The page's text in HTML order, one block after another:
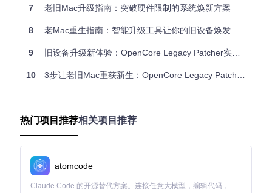
OCLP采用模块化设计，可按需启用不同功能，包括引导构建
系统稳定运行，OCLP内置多重兼容性保障，如设备识别系
OCLP主界面提供四大核心功能模块，包括Build and Install O
实施蓝图：旧Mac升级四步曲
准备工作
环境要求：运行macOS的Intel处理器Mac，至少16GB可用存
储空间，稳定网络连接，8GB以上容量U盘（用于制作安装介
质）。
7 老旧Mac升级指南：突破硬件限制的系统焕新方案
8 老Mac重生指南：智能升级工具让你的旧设备焕发第二春
9 旧设备升级新体验：OpenCore Legacy Patcher实现系统兼容性与硬件支持的完美结合
10 3步让老旧Mac重获新生：OpenCore Legacy Patcher完全指南
热门项目推荐相关项目推荐
atomcode
Claude Code 的开源替代方案。连接任意大模型，编辑代码，运行命令，自动验证 — 全自动执行。用 Rust 构建，极致性能。 ｜ An open-source alternative to Claude Code. Connect any LLM, edit code, run commands, and verify changes — autonomously. Built in Rust for speed. Get Started